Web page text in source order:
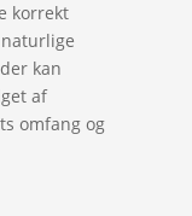
korrekt
kan
af
omfang og